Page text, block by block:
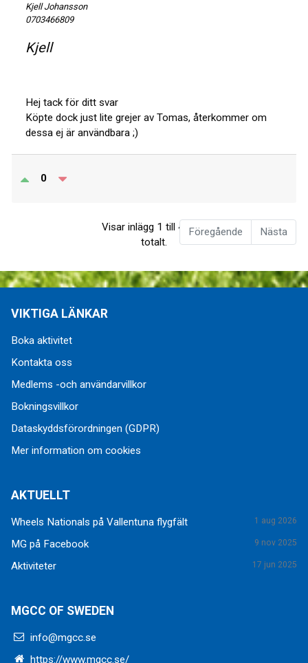
Kjell Johansson
0703466809
Kjell
Hej tack för ditt svar
Köpte dock just lite grejer av Tomas, återkommer om
dessa ej är användbara ;)
0
Visar inlägg 1 till 4 av 4
totalt.
Föregående Nästa
VIKTIGA LÄNKAR
Boka aktivitet
Kontakta oss
Medlems -och användarvillkor
Bokningsvillkor
Dataskyddsförordningen (GDPR)
Mer information om cookies
AKTUELLT
Wheels Nationals på Vallentuna flygfält 1 aug 2026
MG på Facebook 9 nov 2025
Aktiviteter 17 jun 2025
MGCC OF SWEDEN
info@mgcc.se
https://www.mgcc.se/